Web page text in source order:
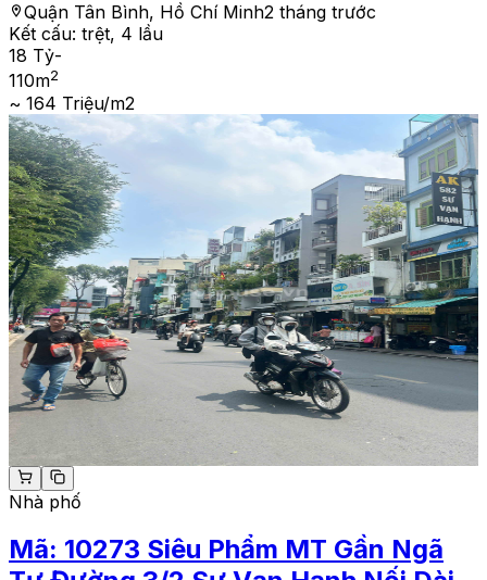
Quận Tân Bình, Hồ Chí Minh2 tháng trước
Kết cấu: trệt, 4 lầu
18 Tỷ-
110m2
~ 164 Triệu/m2
Nhà phố
Mã: 10273 Siêu Phẩm MT Gần Ngã